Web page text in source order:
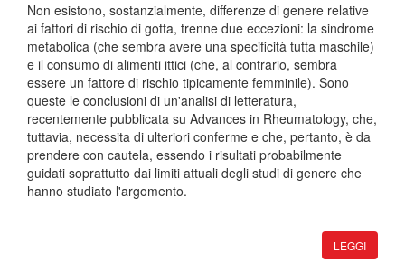
Non esistono, sostanzialmente, differenze di genere relative
ai fattori di rischio di gotta, trenne due eccezioni: la sindrome
metabolica (che sembra avere una specificità tutta maschile)
e il consumo di alimenti ittici (che, al contrario, sembra
essere un fattore di rischio tipicamente femminile). Sono
queste le conclusioni di un'analisi di letteratura,
recentemente pubblicata su Advances in Rheumatology, che,
tuttavia, necessita di ulteriori conferme e che, pertanto, è da
prendere con cautela, essendo i risultati probabilmente
guidati soprattutto dai limiti attuali degli studi di genere che
hanno studiato l'argomento.
LEGGI